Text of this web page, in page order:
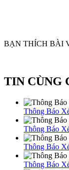
BẠN THÍCH BÀI
TIN CÙNG
Thông Báo
Thông Báo
Thông Báo
Thông Báo